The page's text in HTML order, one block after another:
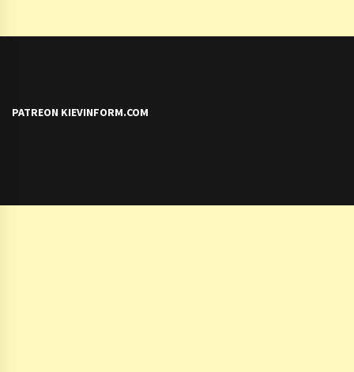
PATREON KIEVINFORM.COM